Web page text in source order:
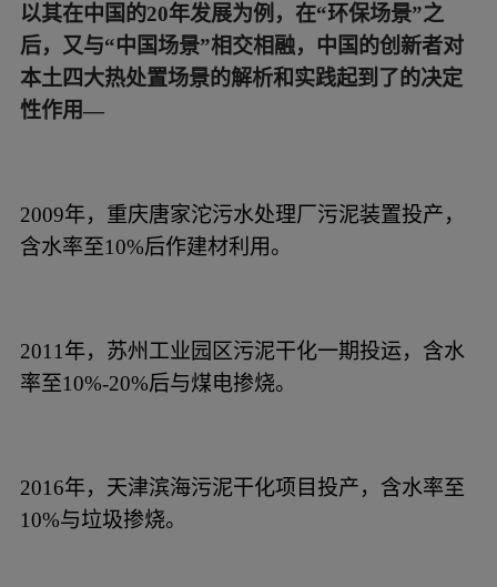
以其在中国的20年发展为例，在“环保场景”之
后，又与“中国场景”相交相融，中国的创新者对
本土四大热处置场景的解析和实践起到了的决定
性作用—
2009年，重庆唐家沱污水处理厂污泥装置投产，
含水率至10%后作建材利用。
2011年，苏州工业园区污泥干化一期投运，含水
率至10%-20%后与煤电掺烧。
2016年，天津滨海污泥干化项目投产，含水率至
10%与垃圾掺烧。